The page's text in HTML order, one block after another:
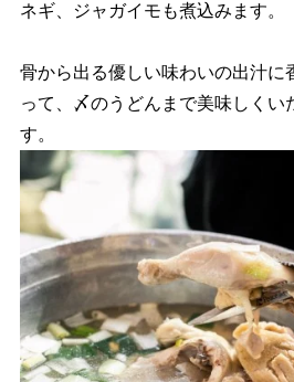
ネギ、ジャガイモも煮込みます。
骨から出る優しい味わいの出汁に
って、〆のうどんまで美味しくい
す。